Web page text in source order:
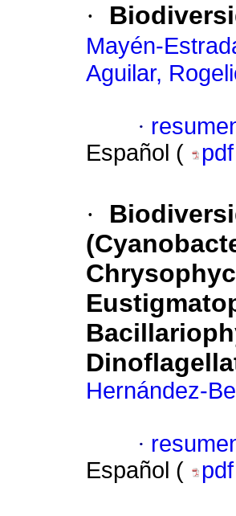
·
Mayén-
Aguilar,
·
Español (
pdf
·
Hernández-
·
Español (
pdf